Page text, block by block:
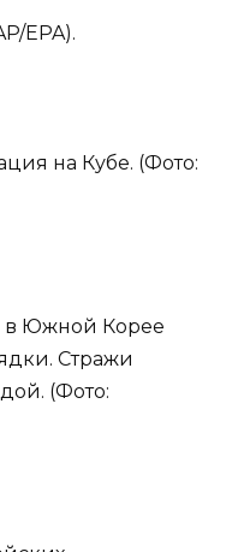
EPA).
на Кубе. (Фото:
в Южной Корее
Стражи
(Фото: